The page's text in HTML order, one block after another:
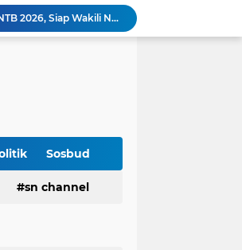
Turunkan Tim, Polres Lotim Selidiki Penyebab Antrean Panjang Kendaraan di SPBU
Pemkab Lotim Langsung Gerak Cepat Atensi Kebutuhan Sarana SMPN 2 Selong
SMAN 1 Pringgabaya Antar Siswi Lolos Semifinal Olimpiade Sains Nasional Bidang Matematika
Sosbud
sn channel